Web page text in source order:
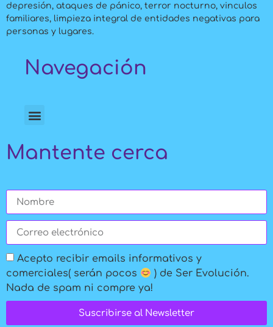
depresión, ataques de pánico, terror nocturno, vinculos
familiares, limpieza integral de entidades negativas para
personas y lugares.
Navegación
Mantente cerca
Acepto recibir emails informativos y
comerciales( serán pocos
) de Ser Evolución.
Nada de spam ni compre ya!
Suscribirse al Newsletter